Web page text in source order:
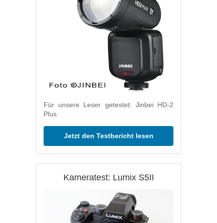
Für unsere Leser getestet: Jinbei HD-2
Plus.
Jetzt den Testbericht lesen
Kameratest: Lumix S5II